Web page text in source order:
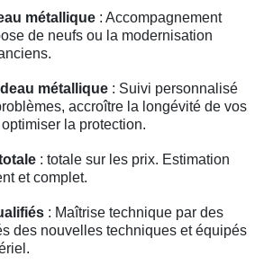
métallique : Accompagnement
de neufs ou la modernisation
métallique : Suivi personnalisé
accroître la longévité de vos
la protection.
: totale sur les prix. Estimation
et complet.
: Maîtrise technique par des
des nouvelles techniques et équipés